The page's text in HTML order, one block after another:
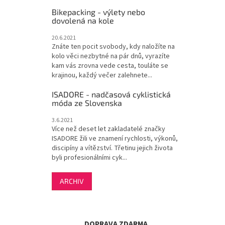
Bikepacking - výlety nebo
dovolená na kole
20.6.2021
Znáte ten pocit svobody, kdy naložíte na
kolo věci nezbytné na pár dnů, vyrazíte
kam vás zrovna vede cesta, touláte se
krajinou, každý večer zalehnete...
ISADORE - nadčasová cyklistická
móda ze Slovenska
3.6.2021
Více než deset let zakladatelé značky
ISADORE žili ve znamení rychlosti, výkonů,
discipíny a vítězství. Třetinu jejich života
byli profesionálními cyk...
ARCHIV